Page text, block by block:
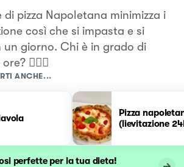
di pizza Napoletana minimizza i
così che si impasta e si
giorno. Chi è in grado di
🙅🏻‍♀️
ANCHE...
Pizza
(lievitazione
perfette per la tua dieta!